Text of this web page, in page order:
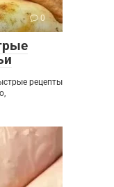
0
рецепты